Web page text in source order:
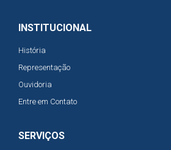
INSTITUCIONAL
História
Representação
Ouvidoria
Entre em Contato
SERVIÇOS